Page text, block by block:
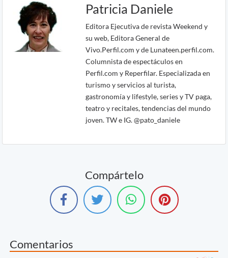
Patricia Daniele
Editora Ejecutiva de revista Weekend y
su web, Editora General de
Vivo.Perfil.com y de Lunateen.perfil.com.
Columnista de espectáculos en
Perfil.com y Reperfilar. Especializada en
turismo y servicios al turista,
gastronomía y lifestyle, series y TV paga,
teatro y recitales, tendencias del mundo
joven. TW e IG. @pato_daniele
Compártelo
Comentarios